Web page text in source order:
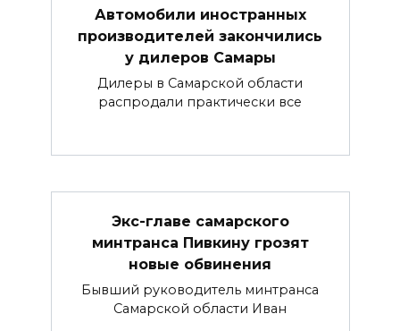
Автомобили иностранных
производителей закончились
у дилеров Самары
Дилеры в Самарской области
распродали практически все
Экс-главе самарского
минтранса Пивкину грозят
новые обвинения
Бывший руководитель минтранса
Самарской области Иван